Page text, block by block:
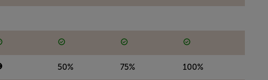
50% 75% 100%